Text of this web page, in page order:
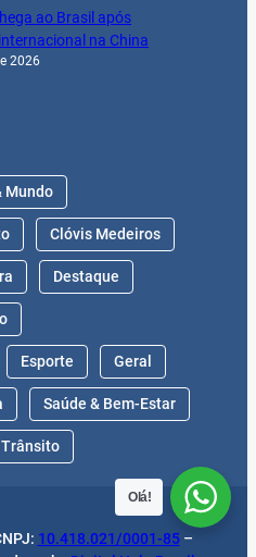
ao Brasil após
na China
2026
Mundo
Clóvis Medeiros
Destaque
Esporte Geral
Saúde & Bem-Estar
Trânsito
10.418.021/0001-85–
Olá!